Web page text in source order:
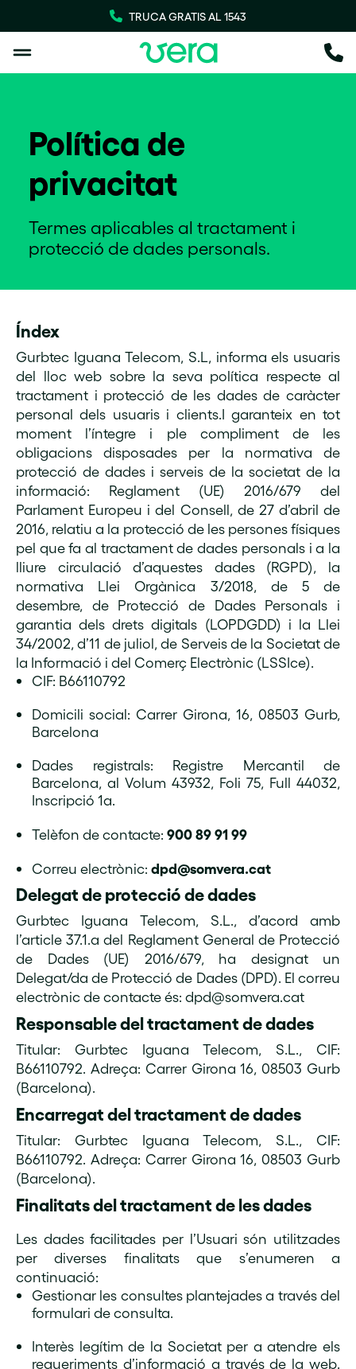
TRUCA GRATIS AL 1543
Política de
privacitat
Termes aplicables al tractament i
protecció de dades personals.
Índex
Gurbtec Iguana Telecom, S.L, informa els usuaris
del lloc web sobre la seva política respecte al
tractament i protecció de les dades de caràcter
personal dels usuaris i clients.I garanteix en tot
moment l’íntegre i ple compliment de les
obligacions disposades per la normativa de
protecció de dades i serveis de la societat de la
informació: Reglament (UE) 2016/679 del
Parlament Europeu i del Consell, de 27 d’abril de
2016, relatiu a la protecció de les persones físiques
pel que fa al tractament de dades personals i a la
lliure circulació d’aquestes dades (RGPD), la
normativa Llei Orgànica 3/2018, de 5 de
desembre, de Protecció de Dades Personals i
garantia dels drets digitals (LOPDGDD) i la Llei
34/2002, d’11 de juliol, de Serveis de la Societat de
la Informació i del Comerç Electrònic (LSSIce).
CIF: B66110792
Domicili social: Carrer Girona, 16, 08503 Gurb,
Barcelona
Dades registrals: Registre Mercantil de
Barcelona, al Volum 43932, Foli 75, Full 44032,
Inscripció 1a.
Telèfon de contacte: 900 89 91 99
Correu electrònic: dpd@somvera.cat
Delegat de protecció de dades
Gurbtec Iguana Telecom, S.L., d’acord amb
l’article 37.1.a del Reglament General de Protecció
de Dades (UE) 2016/679, ha designat un
Delegat/da de Protecció de Dades (DPD). El correu
electrònic de contacte és: dpd@somvera.cat
Responsable del tractament de dades
Titular: Gurbtec Iguana Telecom, S.L., CIF:
B66110792. Adreça: Carrer Girona 16, 08503 Gurb
(Barcelona).
Encarregat del tractament de dades
Titular: Gurbtec Iguana Telecom, S.L., CIF:
B66110792. Adreça: Carrer Girona 16, 08503 Gurb
(Barcelona).
Finalitats del tractament de les dades
Les dades facilitades per l’Usuari són utilitzades
per diverses finalitats que s’enumeren a
continuació:
Gestionar les consultes plantejades a través del
formulari de consulta.
Interès legítim de la Societat per a atendre els
requeriments d’informació a través de la web.